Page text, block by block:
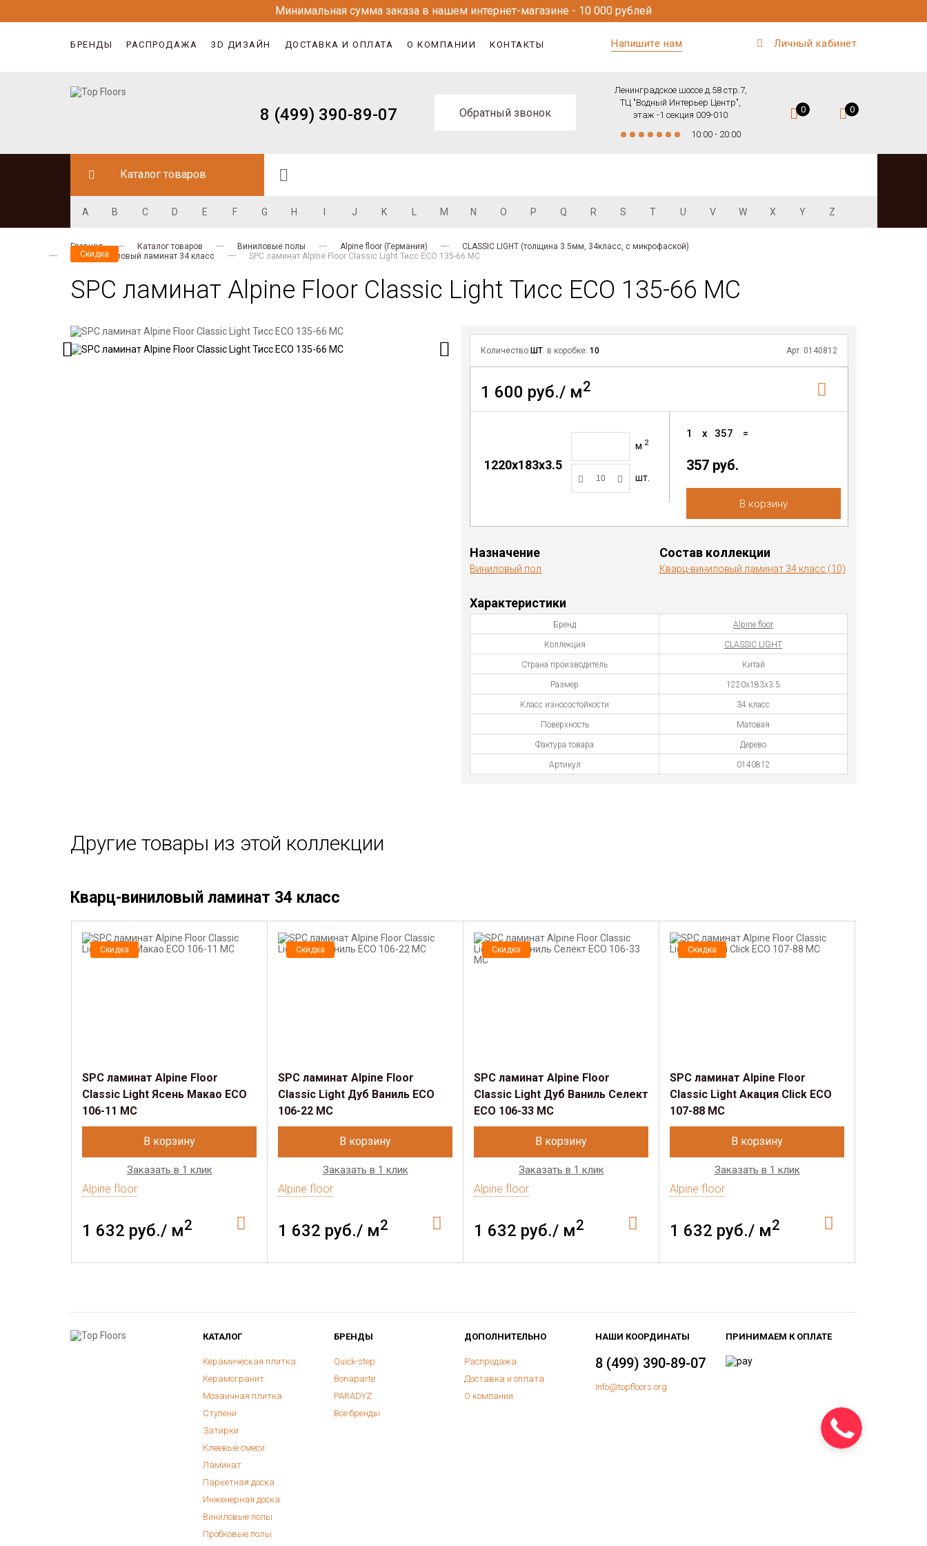
Минимальная сумма заказа в нашем интернет-магазине - 10 000 рублей
БРЕНДЫ РАСПРОДАЖА 3D ДИЗАЙН ДОСТАВКА И ОПЛАТА О КОМПАНИИ КОНТАКТЫ Напишите нам Личный кабинет
8 (499) 390-89-07 Обратный звонок
Ленинградское шоссе д.58 стр.7,
ТЦ "Водный Интерьер Центр",
этаж -1 секция 009-010
10:00 - 20:00
0 0
Каталог товаров
A B C D E F G H J K M N O P Q R S T U V W X Y Z
Главная Каталог товаров Виниловые полы Alpine floor (Германия)
CLASSIC LIGHT (толщина 3.5мм, 34класс, с микрофаской)
Кварц-виниловый ламинат 34 класс
SРС ламинат Alpine Floor Classic Light Тисс ECO 135-66 MC
SРС ламинат Alpine Floor Classic Light Тисс ECO 135-66 MC
Скидка
Количество ШТ. в коробке:10 Арт. 0140812
1 600 руб./ м2
1220х183х3.5
м 2
шт.
1 x 357 =
357 руб.
В корзину
Назначение
Виниловый пол
Состав коллекции
Кварц-виниловый ламинат 34 класс (10)
Характеристики
Бренд Alpine floor
Коллекция CLASSIC LIGHT
Страна производитель Китай
Размер 1220х183х3.5
Класс износостойкости 34 класс
Поверхность Матовая
Фактура товара Дерево
Артикул 0140812
Другие товары из этой коллекции
Кварц-виниловый ламинат 34 класс
Скидка
SРС ламинат Alpine Floor
Classic Light Ясень Макао ECO
106-11 MC
В корзину
Заказать в 1 клик
Alpine floor
1 632 руб./ м2
Скидка
SРС ламинат Alpine Floor
Classic Light Дуб Ваниль ECO
106-22 MC
В корзину
Заказать в 1 клик
Alpine floor
1 632 руб./ м2
Скидка
SРС ламинат Alpine Floor
Classic Light Дуб Ваниль Селект
ECO 106-33 MC
В корзину
Заказать в 1 клик
Alpine floor
1 632 руб./ м2
Скидка
SРС ламинат Alpine Floor
Classic Light Акация Click ECO
107-88 MC
В корзину
Заказать в 1 клик
Alpine floor
1 632 руб./ м2
КАТАЛОГ
Керамическая плитка
Керамогранит
Мозаичная плитка
Ступени
Затирки
Клеевые смеси
Ламинат
Паркетная доска
Инженерная доска
Виниловые полы
Пробковые полы
БРЕНДЫ
Quick-step
Bonaparte
PARADYZ
Все бренды
ДОПОЛНИТЕЛЬНО
Распродажа
Доставка и оплата
О компании
НАШИ КООРДИНАТЫ
8 (499) 390-89-07
Info@topfloors.org
ПРИНИМАЕМ К ОПЛАТЕ